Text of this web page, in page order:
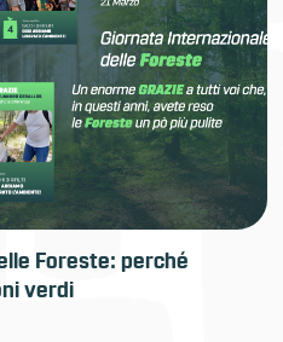
Foreste: perché
verdi